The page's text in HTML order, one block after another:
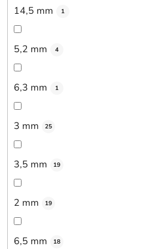
14,5 mm 1
5,2 mm 4
6,3 mm 1
3 mm 25
3,5 mm 19
2 mm 19
6,5 mm 18